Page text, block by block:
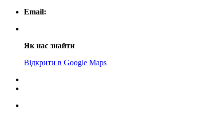
Email:
Як нас знайти
Відкрити в Google Maps